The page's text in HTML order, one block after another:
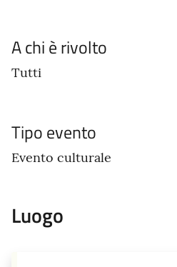
A chi è rivolto
Tutti
Tipo evento
Evento culturale
Luogo